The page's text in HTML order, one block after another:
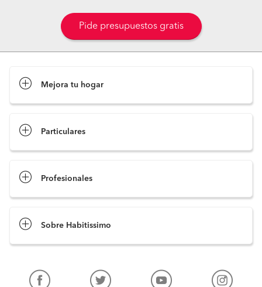
Pide presupuestos gratis
Mejora tu hogar
Particulares
Profesionales
Sobre Habitissimo